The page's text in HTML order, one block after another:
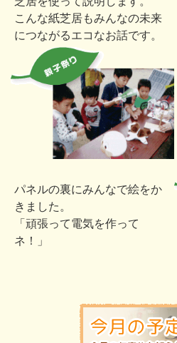
こんな紙芝居もみんなの未来
につながるエコなお話です。
パネルの裏にみんなで絵をか
きました。
「頑張って電気を作って
ネ！」